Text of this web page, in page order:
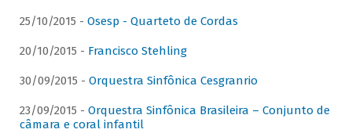
25/10/2015 - Osesp - Quarteto de Cordas
20/10/2015 - Francisco Stehling
30/09/2015 - Orquestra Sinfônica Cesgranrio
23/09/2015 - Orquestra Sinfônica Brasileira – Conjunto de
câmara e coral infantil